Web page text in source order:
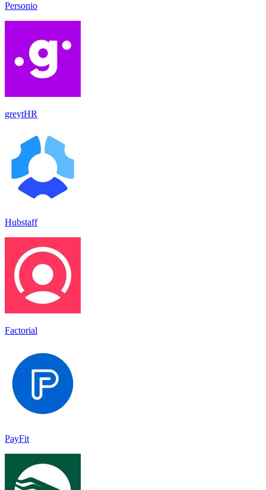
Personio
greytHR
Hubstaff
Factorial
PayFit